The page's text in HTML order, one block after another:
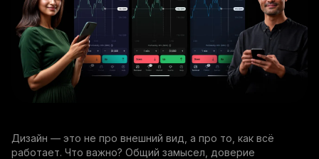
Дизайн — это не про внешний вид, а про то, как всё
работает. Что важно? Общий замысел, доверие